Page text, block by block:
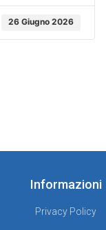
26 Giugno 2026
Informazioni
Privacy Policy